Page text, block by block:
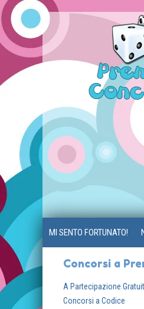
MI SENTO FORTUNATO!
Concorsi a
A Partecipazione
Concorsi a Codice